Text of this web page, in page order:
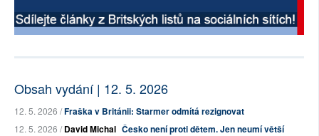
Obsah vydání | 12. 5. 2026
12. 5. 2026 /Fraška v Británii: Starmer odmítá rezignovat
12. 5. 2026 /David Michal Česko není proti dětem. Jen neumí větší